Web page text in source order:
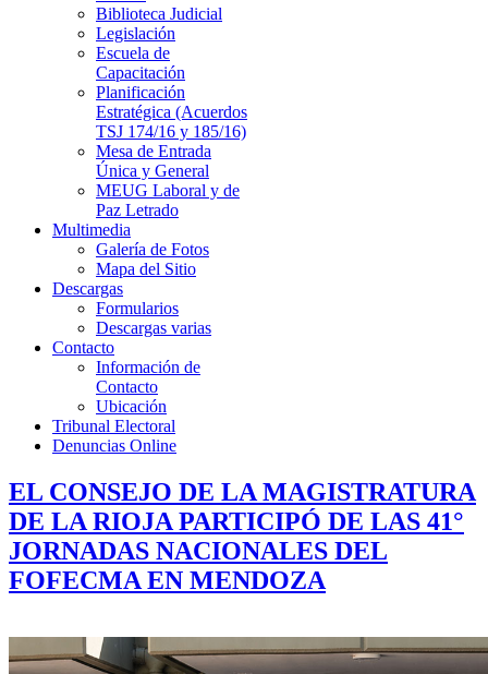
Biblioteca Judicial
Legislación
Escuela de
Capacitación
Planificación
Estratégica (Acuerdos
TSJ 174/16 y 185/16)
Mesa de Entrada
Única y General
MEUG Laboral y de
Paz Letrado
Multimedia
Galería de Fotos
Mapa del Sitio
Descargas
Formularios
Descargas varias
Contacto
Información de
Contacto
Ubicación
Tribunal Electoral
Denuncias Online
EL CONSEJO DE LA MAGISTRATURA
DE LA RIOJA PARTICIPÓ DE LAS 41°
JORNADAS NACIONALES DEL
FOFECMA EN MENDOZA